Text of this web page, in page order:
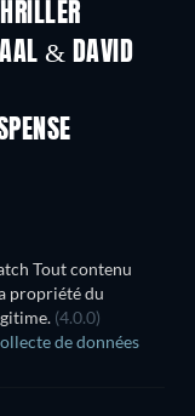
& DAVID
Tout contenu
propriété du
(4.0.0)
de données